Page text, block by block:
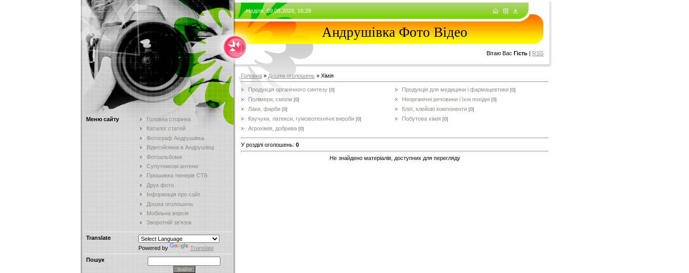
Меню сайту
Головна сторінка
Каталог статей
Фотограф Андрушівка
Відеозйомка в Андрушівці
Фотоальбоми
Супутникові антени
Прошивка тюнерів СТБ
Друк фото
Інформація про сайт
Дошка оголошень
Мобільна версія
Зворотній зв'язок
Translate
Powered by
Translate
Пошук
Неділя, 09.08.2026, 16:28
Андрушівка Фото Відео
Вітаю Вас Гість | RSS
Головна » Дошка оголошень » Хімія
Продукція органічного синтезу [0] Продукція для медицини і фармацевтики [0]
Полімери, смоли [0] Неорганічні речовини і їхні похідні [0]
Лаки, фарби [0] Клеї, клейові компоненти [0]
Каучуки, латекси, гумовотехнічні вироби [0] Побутова хімія [0]
Агрохімія, добрива [0]
У розділі оголошень: 0
Не знайдено матеріалів, доступних для перегляду